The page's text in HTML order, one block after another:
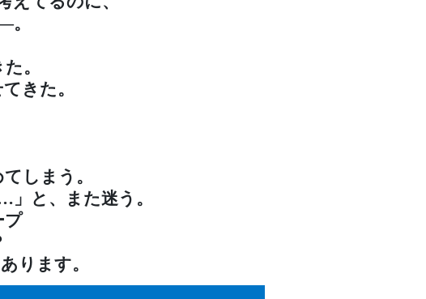
。
きた。
しまう。
と、また迷う。
プ
ります。